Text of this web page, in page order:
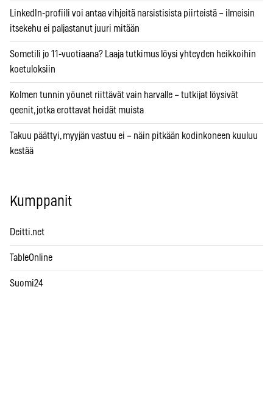
LinkedIn-profiili voi antaa vihjeitä narsistisista piirteistä – ilmeisin
itsekehu ei paljastanut juuri mitään
Sometili jo 11-vuotiaana? Laaja tutkimus löysi yhteyden heikkoihin
koetuloksiin
Kolmen tunnin yöunet riittävät vain harvalle – tutkijat löysivät
geenit, jotka erottavat heidät muista
Takuu päättyi, myyjän vastuu ei – näin pitkään kodinkoneen kuuluu
kestää
Kumppanit
Deitti.net
TableOnline
Suomi24